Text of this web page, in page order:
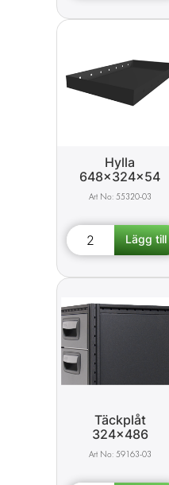
Hylla
648x324x54
55320-03
Täckplåt
324x486
59163-03